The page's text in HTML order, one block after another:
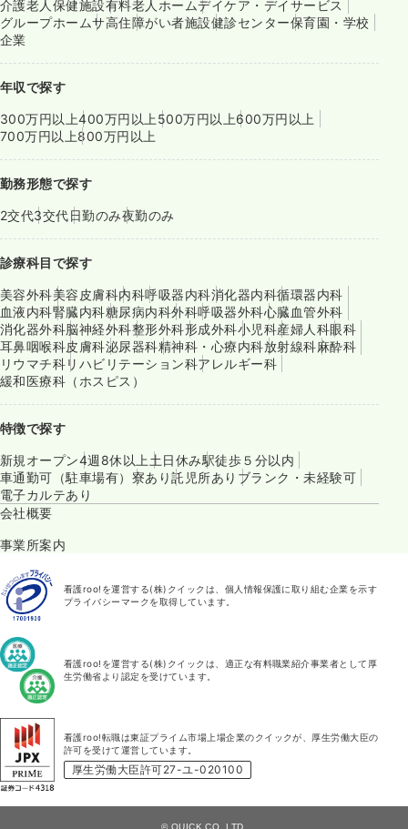
介護老人保健施設有料老人ホームデイケア・デイサービス
グループホームサ高住障がい者施設健診センター保育園・学校
企業
年収で探す
300万円以上400万円以上 500万円以上600万円以上
700万円以上800万円以上
勤務形態で探す
2交代3交代日勤のみ夜勤のみ
診療科目で探す
美容外科美容皮膚科内科呼吸器内科消化器内科循環器内科
血液内科腎臓内科糖尿病内科外科呼吸器外科心臓血管外科
消化器外科脳神経外科整形外科形成外科小児科産婦人科眼科
耳鼻咽喉科皮膚科泌尿器科精神科・心療内科放射線科麻酔科
リウマチ科リハビリテーション科アレルギー科
緩和医療科（ホスピス）
特徴で探す
新規オープン4週8休以上 土日休み駅徒歩５分以内
車通勤可（駐車場有） 寮あり託児所あり ブランク・未経験可
電子カルテあり
会社概要
事業所案内
看護roo!を運営する(株)クイックは、個人情報保護に取り組む企業を示す
プライバシーマークを取得しています。
看護roo!を運営する(株)クイックは、適正な有料職業紹介事業者として厚
生労働省より認定を受けています。
看護roo!転職は東証プライム市場上場企業のクイックが、厚生労働大臣の
許可を受けて運営しています。
厚生労働大臣許可27-ユ-020100